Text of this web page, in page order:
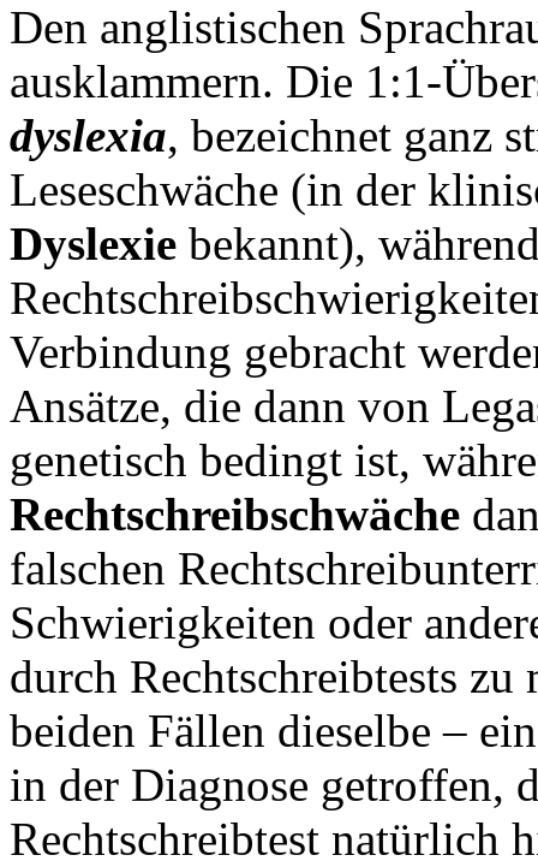
Den anglistischen
ausklammern. Die 1:1-
dyslexia, bezeichnet ganz
Leseschwäche (in der
Dyslexie bekannt),
Verbindung gebracht
Ansätze, die dann von
genetisch bedingt ist,
Rechtschreibschwäche
falschen
Schwierigkeiten oder
durch Rechtschreibtests
beiden Fällen dieselbe –
in der Diagnose getroffen,
Rechtschreibtest natürlich